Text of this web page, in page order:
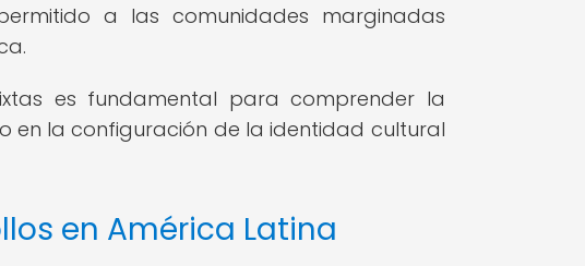
a las comunidades marginadas
es fundamental para comprender la
en la configuración de la identidad cultural
en América Latina